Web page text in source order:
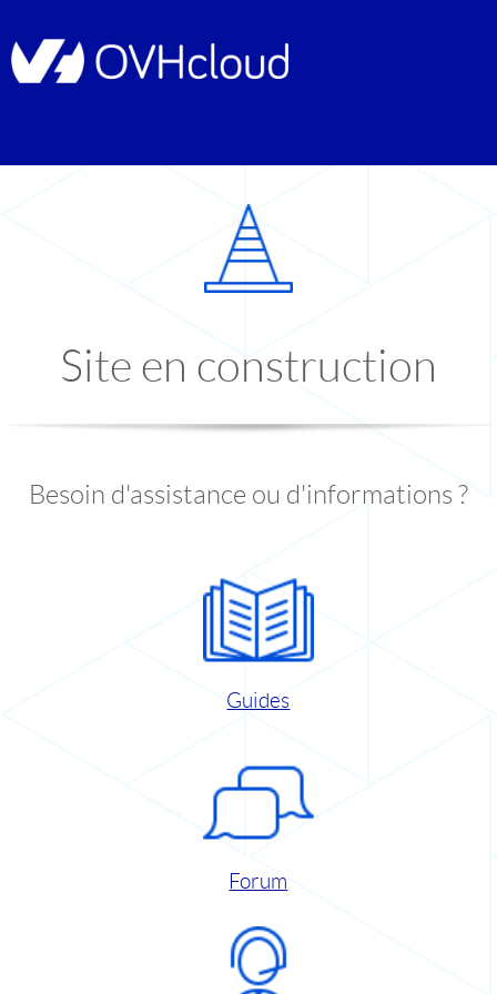
Site en construction
Besoin d'assistance ou d'informations ?
Guides
Forum